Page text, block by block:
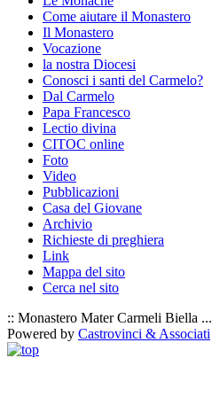
Come aiutare il Monastero
Il Monastero
Vocazione
la nostra Diocesi
Conosci i santi del Carmelo?
Dal Carmelo
Papa Francesco
Lectio divina
CITOC online
Foto
Video
Pubblicazioni
Casa del Giovane
Archivio
Richieste di preghiera
Link
Mappa del sito
Cerca nel sito
:: Monastero Mater Carmeli Biella ...
Powered by Castrovinci & Associati